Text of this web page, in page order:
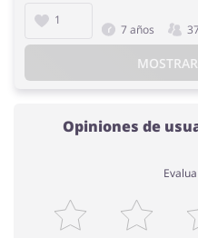
1
7 años
Opiniones de